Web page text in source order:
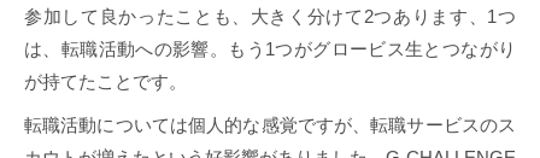
参加して良かったことも、大きく分けて2つあります、1つ
は、転職活動への影響。もう1つがグロービス生とつながり
が持てたことです。
転職活動については個人的な感覚ですが、転職サービスのス